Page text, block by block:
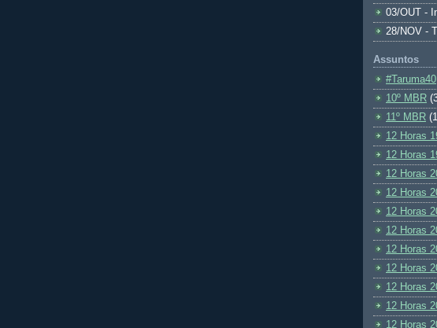
03/OUT -
28/NOV -
Assuntos
#Taruma40
10º MBR
11º MBR
12 Horas
12 Horas
12 Horas
12 Horas
12 Horas
12 Horas
12 Horas
12 Horas
12 Horas
12 Horas
12 Horas